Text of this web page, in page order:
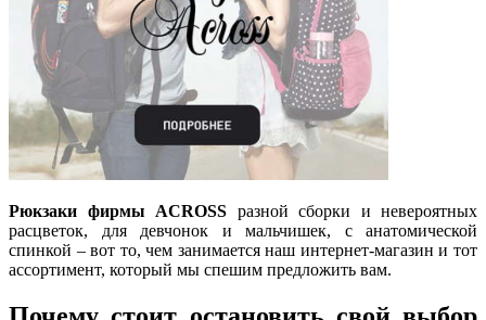
Рюкзаки фирмы ACROSS разной сборки и невероятных
расцветок, для девчонок и мальчишек, с анатомической
спинкой – вот то, чем занимается наш интернет-магазин и тот
ассортимент, который мы спешим предложить вам.